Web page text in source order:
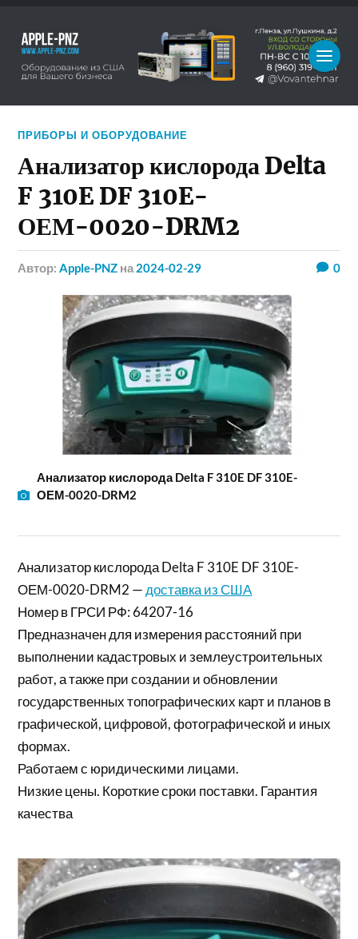
ПРИБОРЫ И ОБОРУДОВАНИЕ
Анализатор кислорода Delta
F 310E DF 310E-
ОЕМ-0020-DRM2
Автор:Apple-PNZ на 2024-02-29 0
Анализатор кислорода Delta F 310E DF 310E-
ОЕМ-0020-DRM2
Анализатор кислорода Delta F 310E DF 310E-
ОЕМ-0020-DRM2 — доставка из США
Номер в ГРСИ РФ: 64207-16
Предназначен для измерения расстояний при
выполнении кадастровых и землеустроительных
работ, а также при создании и обновлении
государственных топографических карт и планов в
графической, цифровой, фотографической и иных
формах.
Работаем с юридическими лицами.
Низкие цены. Короткие сроки поставки. Гарантия
качества